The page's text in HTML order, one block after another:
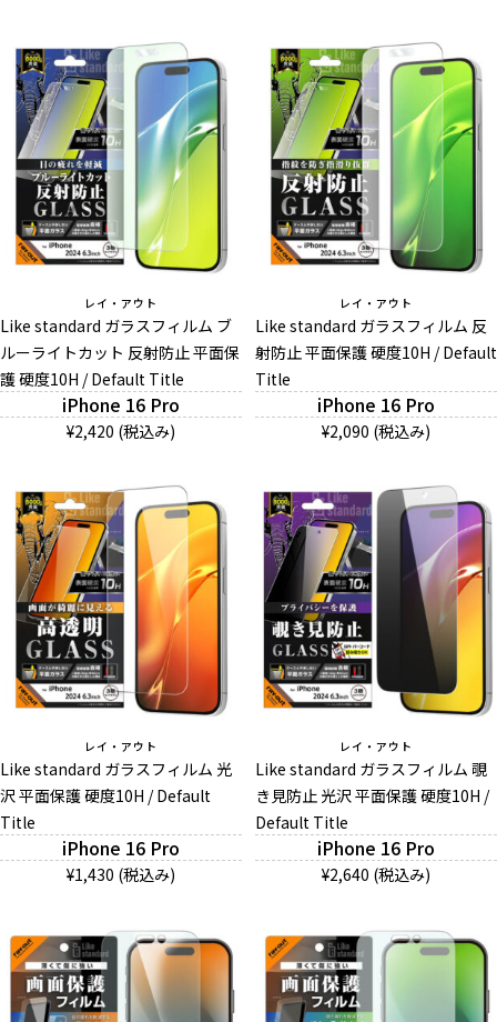
レイ・アウト
Like standard ガラスフィルム ブ
ルーライトカット 反射防止 平面保
護 硬度10H / Default Title
iPhone 16 Pro
¥2,420 (税込み)
レイ・アウト
Like standard ガラスフィルム 反
射防止 平面保護 硬度10H / Default
Title
iPhone 16 Pro
¥2,090 (税込み)
レイ・アウト
Like standard ガラスフィルム 光
沢 平面保護 硬度10H / Default
Title
iPhone 16 Pro
¥1,430 (税込み)
レイ・アウト
Like standard ガラスフィルム 覗
き見防止 光沢 平面保護 硬度10H /
Default Title
iPhone 16 Pro
¥2,640 (税込み)